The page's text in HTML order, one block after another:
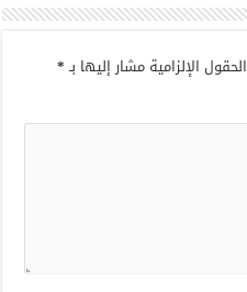
الحقول الإلزامية مشار إليها بـ *